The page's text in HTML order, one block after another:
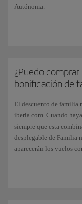
Autónoma.
Familia
Familia
La bonificación será
¿Puedo
bonificación de
El descuento de familia
iberia.com. Cuando
siempre que esta
desplegable de Familia
aparecerán los vuelos